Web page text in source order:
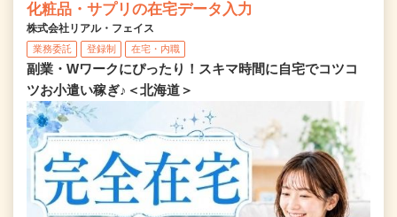
化粧品・サプリの在宅データ入力
株式会社リアル・フェイス
業務委託 登録制 在宅・内職
副業・Wワークにぴったり！スキマ時間に自宅でコツコ
ツお小遣い稼ぎ♪＜北海道＞